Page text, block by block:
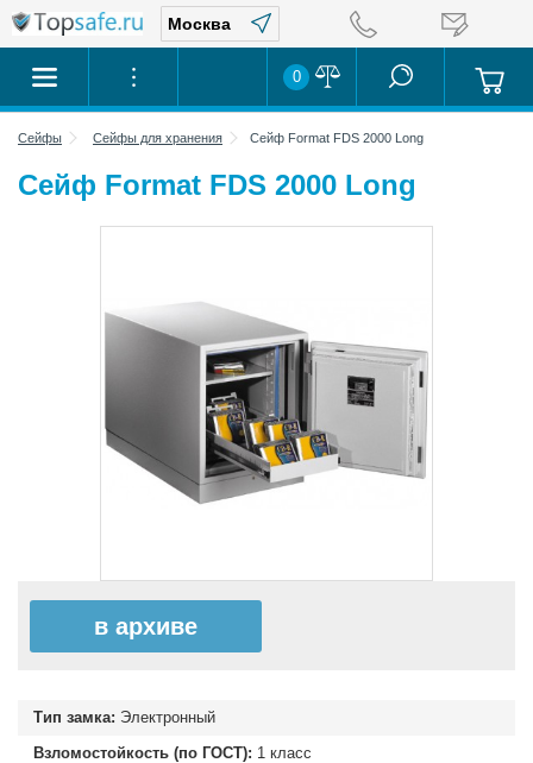
0
Сейфы Сейфы для хранения Сейф Format FDS 2000 Long
Сейф Format FDS 2000 Long
в архиве
Тип замка: Электронный
Взломостойкость (по ГОСТ): 1 класс